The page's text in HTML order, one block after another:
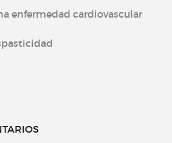
enfermedad cardiovascular